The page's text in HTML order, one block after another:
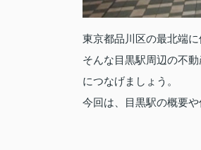
東京都品川区の最北端
そんな目黒駅周辺の不
につなげましょう。
今回は、目黒駅の概要